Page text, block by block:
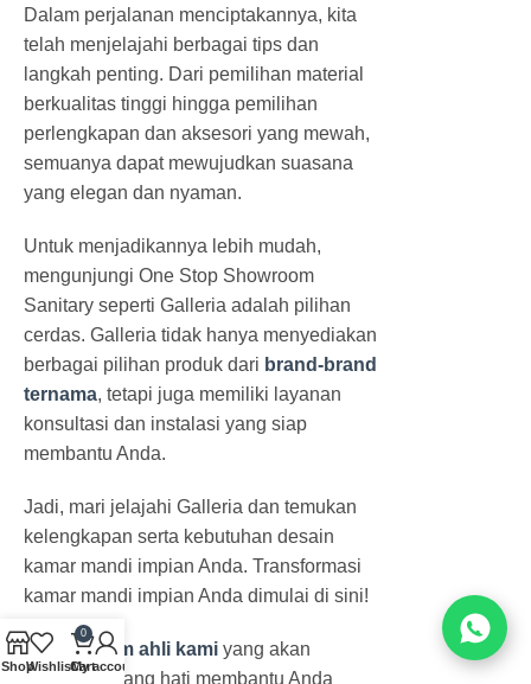
Dalam perjalanan menciptakannya, kita
telah menjelajahi berbagai tips dan
langkah penting. Dari pemilihan material
berkualitas tinggi hingga pemilihan
perlengkapan dan aksesori yang mewah,
semuanya dapat mewujudkan suasana
yang elegan dan nyaman.
Untuk menjadikannya lebih mudah,
mengunjungi One Stop Showroom
Sanitary seperti Galleria adalah pilihan
cerdas. Galleria tidak hanya menyediakan
berbagai pilihan produk dari brand-brand
ternama, tetapi juga memiliki layanan
konsultasi dan instalasi yang siap
membantu Anda.
Jadi, mari jelajahi Galleria dan temukan
kelengkapan serta kebutuhan desain
kamar mandi impian Anda. Transformasi
kamar mandi impian Anda dimulai di sini!
Hubungi tim ahli kami yang akan
dengan senang hati membantu Anda
ShopWishlist
0
Cart
My account